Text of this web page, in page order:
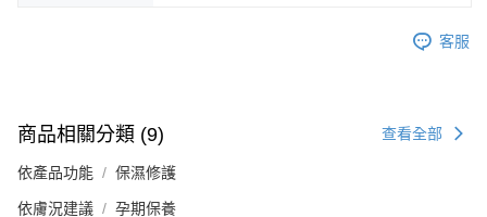
客服
商品相關分類 (9) 查看全部
依產品功能 保濕修護
依膚況建議 孕期保養